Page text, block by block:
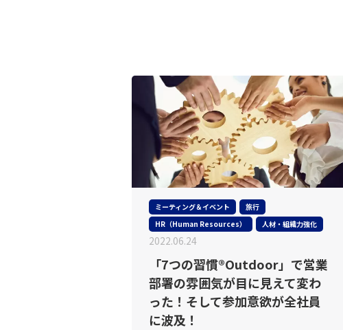
ミーティング＆イベント
旅行
HR（Human Resources）
人材・組織力強化
2022.06.24
「7つの習慣®Outdoor」で営業
部署の雰囲気が目に見えて変わ
った！そして参加意欲が全社員
に波及！